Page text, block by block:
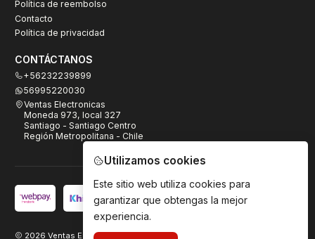
Política de reembolso
Contacto
Política de privacidad
CONTÁCTANOS
+56232239899
56995220030
Ventas Electronicas
Moneda 973, local 327
Santiago - Santiago Centro
Región Metropolitana - Chile
2026 Ventas Electrónicas.
Utilizamos cookies
Este sitio web utiliza cookies para
garantizar que obtengas la mejor
experiencia.